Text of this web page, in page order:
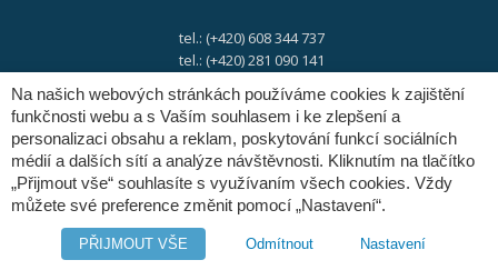
tel.: (+420) 608 344 737
tel.: (+420) 281 090 141
e-mail:info@digres.cz
web:www.digres.cz
Na našich webových stránkách používáme cookies k zajištění
funkčnosti webu a s Vaším souhlasem i ke zlepšení a
personalizaci obsahu a reklam, poskytování funkcí sociálních
médií a dalších sítí a analýze návštěvnosti. Kliknutím na tlačítko
„Přijmout vše“ souhlasíte s využívaním všech cookies. Vždy
můžete své preference změnit pomocí „Nastavení“.
PŘIJMOUT VŠE Odmítnout Nastavení